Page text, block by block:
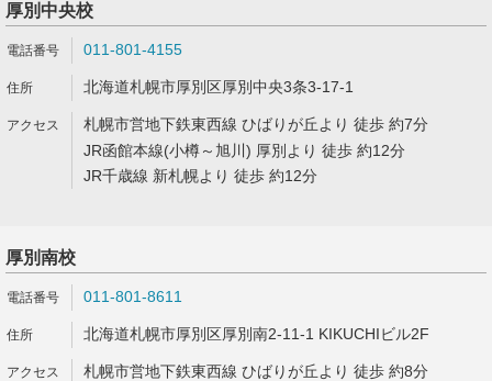
厚別中央校
011-801-4155
北海道札幌市厚別区厚別中央3条3-17-1
札幌市営地下鉄東西線 ひばりが丘より 徒歩 約7分
JR函館本線(小樽～旭川) 厚別より 徒歩 約12分
JR千歳線 新札幌より 徒歩 約12分
厚別南校
011-801-8611
北海道札幌市厚別区厚別南2-11-1 KIKUCHIビル2F
札幌市営地下鉄東西線 ひばりが丘より 徒歩 約8分